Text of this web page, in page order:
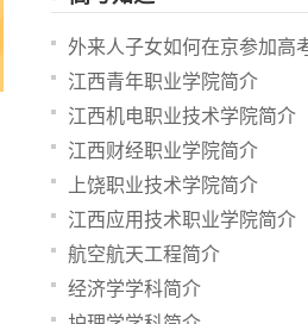
外来人子女如何在京参加高
江西青年职业学院简介
江西机电职业技术学院简介
江西财经职业学院简介
上饶职业技术学院简介
江西应用技术职业学院简介
航空航天工程简介
经济学学科简介